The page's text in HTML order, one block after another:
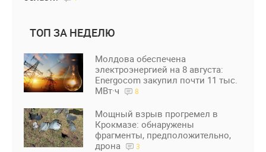
ТОП ЗА НЕДЕЛЮ
Молдова обеспечена
электроэнергией на 8 августа:
Energocom закупил почти 11 тыс.
МВт·ч
8
Мощный взрыв прогремел в
Крокмазе: обнаружены
фрагменты, предположительно,
дрона
3